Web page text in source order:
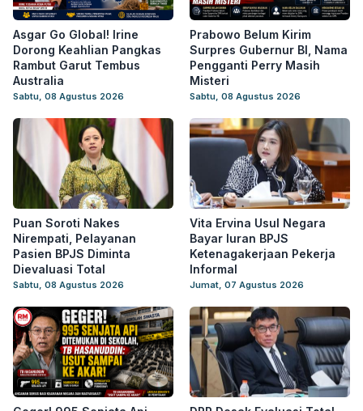
Asgar Go Global! Irine
Dorong Keahlian Pangkas
Rambut Garut Tembus
Australia
Sabtu, 08 Agustus 2026
Prabowo Belum Kirim
Surpres Gubernur BI, Nama
Pengganti Perry Masih
Misteri
Sabtu, 08 Agustus 2026
Puan Soroti Nakes
Nirempati, Pelayanan
Pasien BPJS Diminta
Dievaluasi Total
Sabtu, 08 Agustus 2026
Vita Ervina Usul Negara
Bayar Iuran BPJS
Ketenagakerjaan Pekerja
Informal
Jumat, 07 Agustus 2026